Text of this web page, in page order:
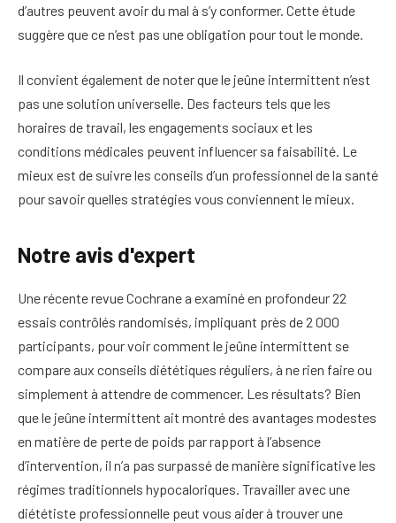
d’autres peuvent avoir du mal à s’y conformer. Cette étude
suggère que ce n’est pas une obligation pour tout le monde.
Il convient également de noter que le jeûne intermittent n’est
pas une solution universelle. Des facteurs tels que les
horaires de travail, les engagements sociaux et les
conditions médicales peuvent influencer sa faisabilité. Le
mieux est de suivre les conseils d’un professionnel de la santé
pour savoir quelles stratégies vous conviennent le mieux.
Notre avis d'expert
Une récente revue Cochrane a examiné en profondeur 22
essais contrôlés randomisés, impliquant près de 2 000
participants, pour voir comment le jeûne intermittent se
compare aux conseils diététiques réguliers, à ne rien faire ou
simplement à attendre de commencer. Les résultats? Bien
que le jeûne intermittent ait montré des avantages modestes
en matière de perte de poids par rapport à l’absence
d’intervention, il n’a pas surpassé de manière significative les
régimes traditionnels hypocaloriques. Travailler avec une
diététiste professionnelle peut vous aider à trouver une